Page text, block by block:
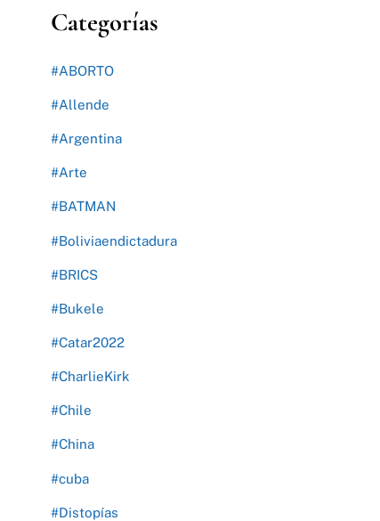
Categorías
#ABORTO
#Allende
#Argentina
#Arte
#BATMAN
#Boliviaendictadura
#BRICS
#Bukele
#Catar2022
#CharlieKirk
#Chile
#China
#cuba
#Distopías